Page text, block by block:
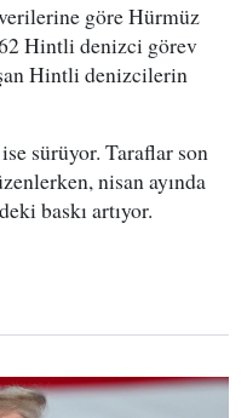
göre Hürmüz
Hintli denizci görev
Hintli denizcilerin
sürüyor. Taraflar son
nisan ayında
baskı artıyor.